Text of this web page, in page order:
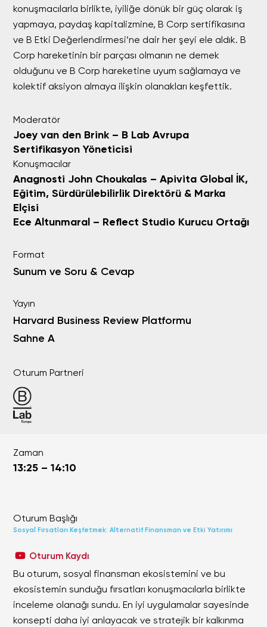
konuşmacılarla birlikte, iyiliğe dönük bir güç olarak iş
yapmaya, paydaş kapitalizmine, B Corp sertifikasına
ve B Etki Değerlendirmesi’ne dair her şeyi ele aldık. B
Corp hareketinin bir parçası olmanın ne demek
olduğunu ve B Corp hareketine uyum sağlamaya ve
kolektif aksiyon almaya ilişkin olanakları keşfettik.
Moderatör
Joey van den Brink – B Lab Avrupa
Sertifikasyon Yöneticisi
Konuşmacılar
Anagnosti John Choukalas – Apivita Global İK,
Eğitim, Sürdürülebilirlik Direktörü & Marka
Elçisi
Ece Altunmaral – Reflect Studio Kurucu Ortağı
Format
Sunum ve Soru & Cevap
Yayın
Harvard Business Review Platformu
Sahne A
Oturum Partneri
Zaman
13:25 – 14:10
Oturum Başlığı
Sosyal Fırsatları Keşfetmek: Alternatif Finansman ve Etki Yatırımı
Oturum Kaydı
Bu oturum, sosyal finansman ekosistemini ve bu
ekosistemin sunduğu fırsatları konuşmacılarla birlikte
inceleme olanağı sundu. En iyi uygulamalar sayesinde
konsepti daha iyi anlayacak ve stratejik bir kalkınma